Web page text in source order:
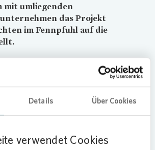
Details Über Cookies
verwendet Cookies
mit umliegenden
das Projekt
im Fennpfuhl auf die
und Bewohner im Lichtenberger
gemütlich von ihren Fenstern
aus eine einmalige Licht- und
Liveband genießen.Vonoviahat
und dafür einen Betrag von